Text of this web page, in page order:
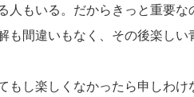
人もいる。だからきっと重要
間違いもなく、その後楽しい
し楽しくなかったら申しわけ